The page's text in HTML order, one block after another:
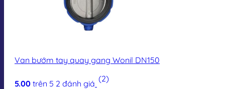
Van bướm tay quay gang Wonil DN150
5.00 trên 5 2 đánh giá (2)